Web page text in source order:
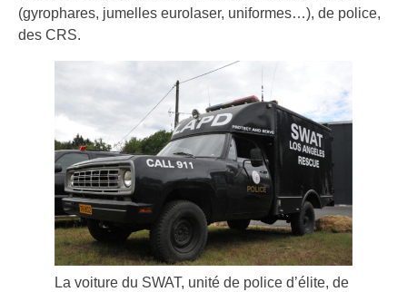
(gyrophares, jumelles eurolaser, uniformes…), de police,
des CRS.
La voiture du SWAT, unité de police d’élite, de